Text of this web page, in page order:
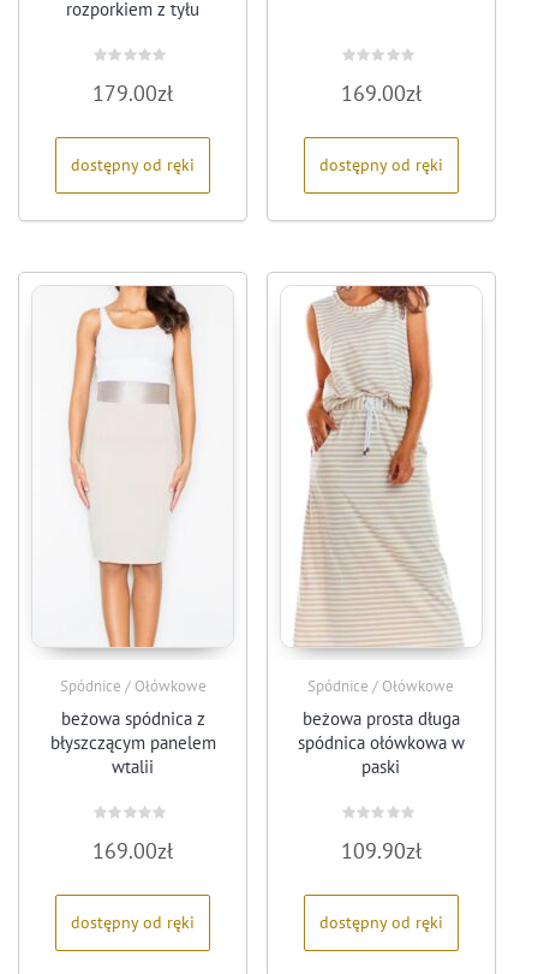
rozporkiem z tyłu
0
na
179.00zł
dostępny od ręki
0
na
169.00zł
dostępny od ręki
Spódnice / Ołówkowe
beżowa spódnica z
błyszczącym panelem
wtalii
0
na
169.00zł
dostępny od ręki
Spódnice / Ołówkowe
beżowa prosta długa
spódnica ołówkowa w
paski
0
na
109.90zł
dostępny od ręki